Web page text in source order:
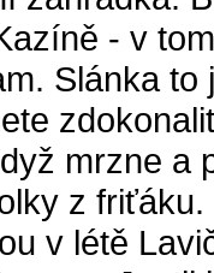
- v
Slánka
mrzne a
z
v létě